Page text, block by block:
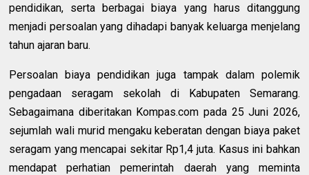
pendidikan, serta berbagai biaya yang harus ditanggung
menjadi persoalan yang dihadapi banyak keluarga menjelang
tahun ajaran baru.
Persoalan biaya pendidikan juga tampak dalam polemik
pengadaan seragam sekolah di Kabupaten Semarang.
Sebagaimana diberitakan Kompas.com pada 25 Juni 2026,
sejumlah wali murid mengaku keberatan dengan biaya paket
seragam yang mencapai sekitar Rp1,4 juta. Kasus ini bahkan
mendapat perhatian pemerintah daerah yang meminta